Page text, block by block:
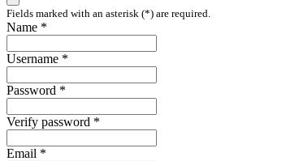
Fields marked with an asterisk (*) are required.
Name *
Username *
Password *
Verify password *
Email *